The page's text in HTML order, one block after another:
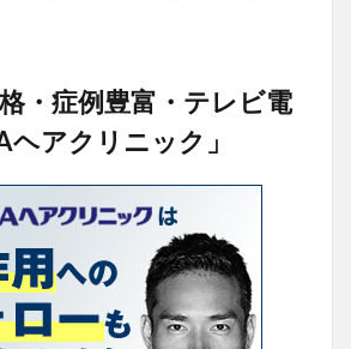
・症例豊富・テレビ電
ヘアクリニック」